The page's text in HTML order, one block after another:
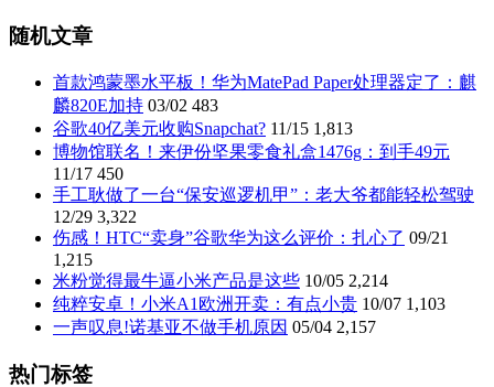
随机文章
首款鸿蒙墨水平板！华为MatePad Paper处理器定了：麒
麟820E加持 03/02 483
谷歌40亿美元收购Snapchat? 11/15 1,813
博物馆联名！来伊份坚果零食礼盒1476g：到手49元
11/17 450
手工耿做了一台“保安巡逻机甲”：老大爷都能轻松驾驶
12/29 3,322
伤感！HTC“卖身”谷歌华为这么评价：扎心了 09/21
1,215
米粉觉得最牛逼小米产品是这些 10/05 2,214
纯粹安卓！小米A1欧洲开卖：有点小贵 10/07 1,103
一声叹息!诺基亚不做手机原因 05/04 2,157
热门标签